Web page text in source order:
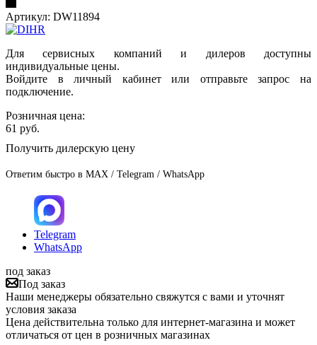
Артикул: DW11894
Для сервисных компаний и дилеров доступны
индивидуальные цены.
Войдите в личный кабинет или отправьте запрос на
подключение.
Розничная цена:
61 руб.
Получить дилерскую цену
Ответим быстро в MAX / Telegram / WhatsApp
Telegram
WhatsApp
под заказ
Под заказ
Наши менеджеры обязательно свяжутся с вами и уточнят
условия заказа
Цена действительна только для интернет-магазина и может
отличаться от цен в розничных магазинах